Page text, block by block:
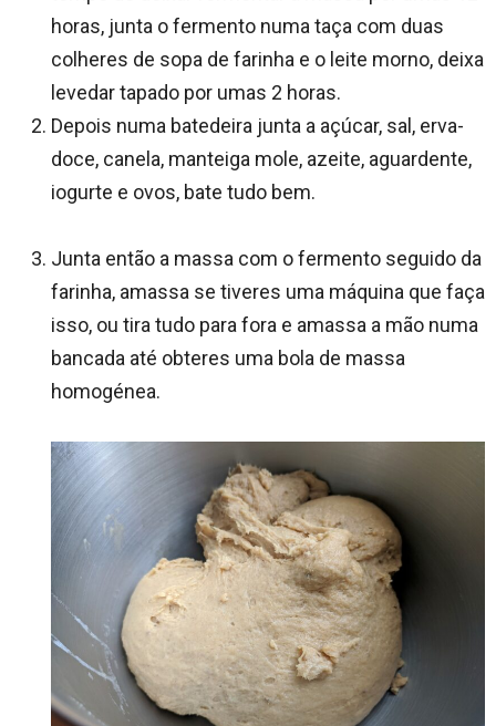
horas, junta o fermento numa taça com duas
colheres de sopa de farinha e o leite morno, deixa
levedar tapado por umas 2 horas.
Depois numa batedeira junta a açúcar, sal, erva-
doce, canela, manteiga mole, azeite, aguardente,
iogurte e ovos, bate tudo bem.
Junta então a massa com o fermento seguido da
farinha, amassa se tiveres uma máquina que faça
isso, ou tira tudo para fora e amassa a mão numa
bancada até obteres uma bola de massa
homogénea.